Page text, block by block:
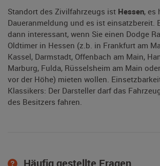
Standort des Zivilfahrzeugs ist Hessen, es
Daueranmeldung und es ist einsatzbereit.
dann interessant, wenn Sie einen Dodge
Oldtimer in Hessen (z.b. in Frankfurt am
Kassel, Darmstadt, Offenbach am Main,
Marburg, Fulda, Rüsselsheim am Main
vor der Höhe) mieten wollen.
Klassikers: Der Darsteller darf das
des Besitzers fahren.